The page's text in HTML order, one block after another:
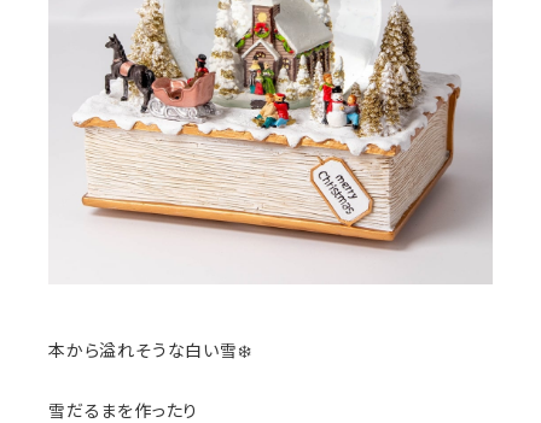
本から溢れそうな白い雪❄️
雪だるまを作ったり